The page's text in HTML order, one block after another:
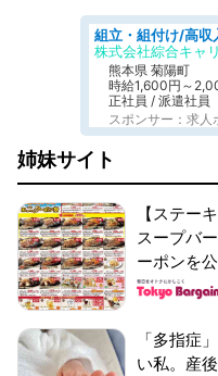
株式会社綜合キャ
熊本県 菊陽町
時給1,600円～
正社員 / 派遣社員
スポンサー：求人
姉妹サイト
【ステー
スープバ
ーポンを
「多指症
い私。産